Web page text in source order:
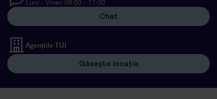
Luni - Vineri 09:00 - 17:00
Chat
Agențiile TUI
Găsește locația